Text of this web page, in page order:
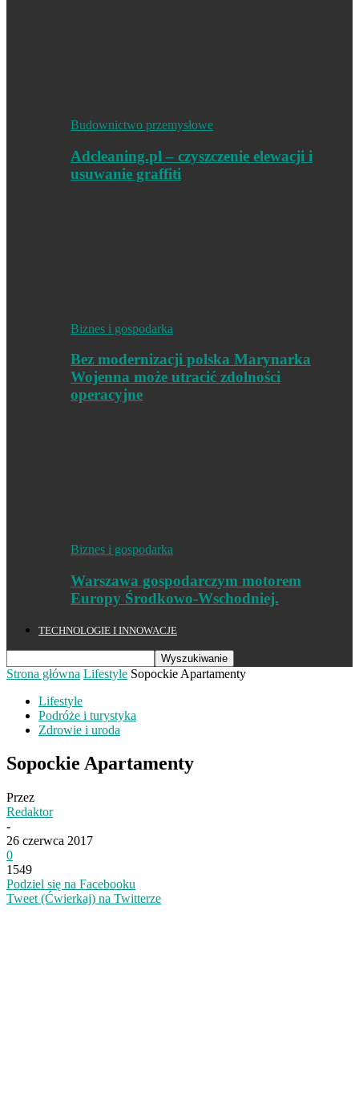
Budownictwo przemysłowe
Adcleaning.pl – czyszczenie elewacji i
usuwanie graffiti
Biznes i gospodarka
Bez modernizacji polska Marynarka
Wojenna może utracić zdolności
operacyjne
Biznes i gospodarka
Warszawa gospodarczym motorem
Europy Środkowo-Wschodniej.
TECHNOLOGIE I INNOWACJE
Strona główna Lifestyle Sopockie Apartamenty
Lifestyle
Podróże i turystyka
Zdrowie i uroda
Sopockie Apartamenty
Przez
Redaktor
-
26 czerwca 2017
0
1549
Podziel się na Facebooku
Tweet (Ćwierkaj) na Twitterze